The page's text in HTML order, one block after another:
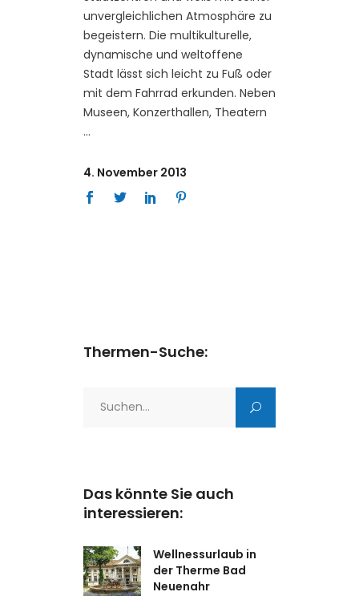
unvergleichlichen Atmosphäre zu
begeistern. Die multikulturelle,
dynamische und weltoffene
Stadt lässt sich leicht zu Fuß oder
mit dem Fahrrad erkunden. Neben
Museen, Konzerthallen, Theatern
4. November 2013
Thermen-Suche:
Das könnte Sie auch
interessieren:
Wellnessurlaub in
der Therme Bad
Neuenahr